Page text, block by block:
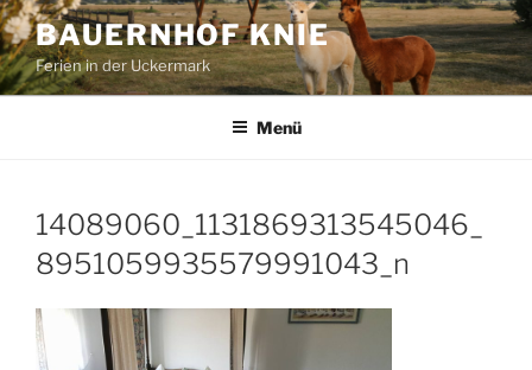
Zum
Inhalt
springen
BAUERNHOF KNIE
Ferien in der Uckermark
Menü
14089060_1131869313545046_
8951059935579991043_n